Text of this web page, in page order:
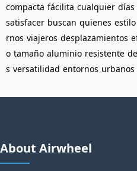
compacta fácilita cualquier días
satisfacer buscan quienes estilo
rnos viajeros desplazamientos
o tamaño aluminio resistente
s versatilidad entornos urbanos
About Airwheel